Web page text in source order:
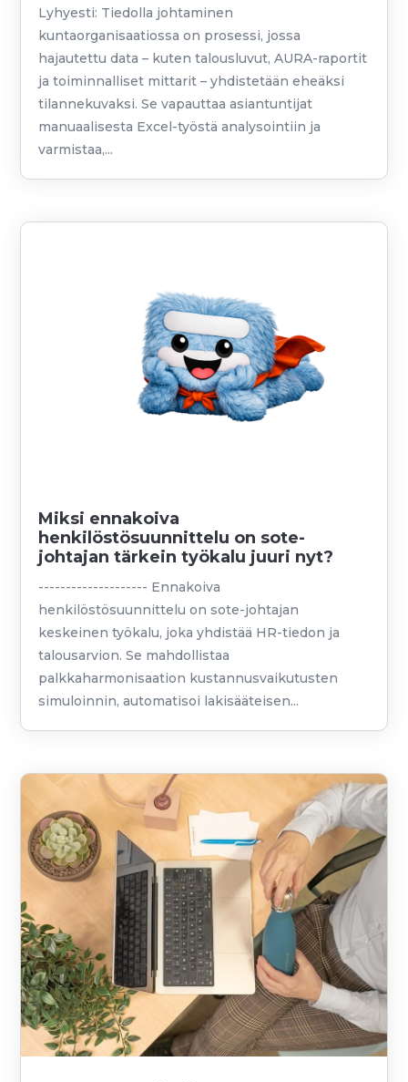
Lyhyesti: Tiedolla johtaminen
kuntaorganisaatiossa on prosessi, jossa
hajautettu data – kuten talousluvut, AURA-raportit
ja toiminnalliset mittarit – yhdistetään eheäksi
tilannekuvaksi. Se vapauttaa asiantuntijat
manuaalisesta Excel-työstä analysointiin ja
varmistaa,...
Miksi ennakoiva
henkilöstösuunnittelu on sote-
johtajan tärkein työkalu juuri nyt?
-------------------- Ennakoiva
henkilöstösuunnittelu on sote-johtajan
keskeinen työkalu, joka yhdistää HR-tiedon ja
talousarvion. Se mahdollistaa
palkkaharmonisaation kustannusvaikutusten
simuloinnin, automatisoi lakisääteisen...